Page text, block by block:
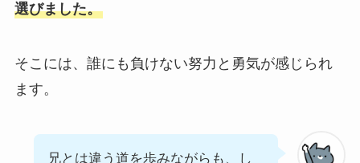
選びました。
そこには、誰にも負けない努力と勇気が感じられ
ます。
兄とは違う道を歩みながらも、し